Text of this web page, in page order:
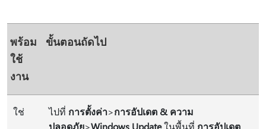
พร้อม
ใช้
งาน
ขั้นตอนถัดไป
ใช่ ไปที่ การตั้งค่า>การอัปเดต & ความ
ปลอดภัย>Windows Updateในพื้นที่ การอัปเดต